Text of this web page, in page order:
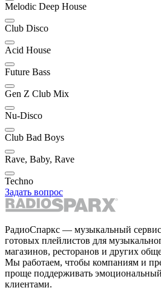
Melodic Deep House
Club Disco
Acid House
Future Bass
Gen Z Club Mix
Nu-Disco
Club Bad Boys
Rave, Baby, Rave
Techno
Задать вопрос
РадиоСпаркс — музыкальный сервис
готовых плейлистов для
магазинов, ресторанов и других
Мы работаем, чтобы компаниям и
проще поддерживать
клиентами.